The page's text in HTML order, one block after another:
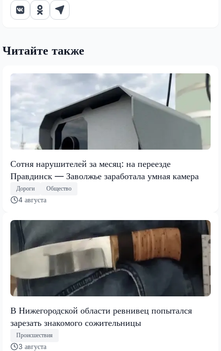
Читайте также
Сотня нарушителей за месяц: на переезде
Правдинск — Заволжье заработала умная камера
Дороги Общество
4 августа
В Нижегородской области ревнивец попытался
зарезать знакомого сожительницы
Происшествия
3 августа